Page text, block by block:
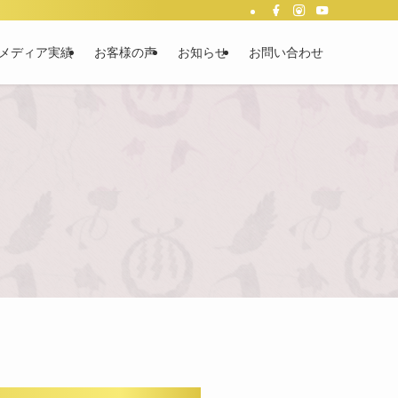
ディア実績 お客様の声 お知らせ お問い合わせ